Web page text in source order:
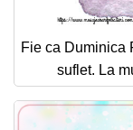
Fie ca Duminica
suflet. La